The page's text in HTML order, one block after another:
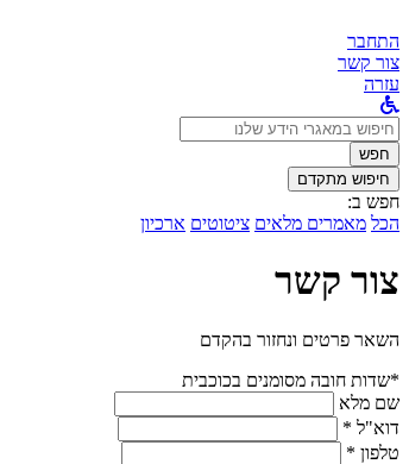
התחבר
צור קשר
עזרה
לחפש
ב:חפש
חיפוש מתקדם
חפש ב:
הכל מאמרים מלאים ציטוטים ארכיון
צור קשר
השאר פרטים ונחזור בהקדם
*שדות חובה מסומנים בכוכבית
שם מלא
דוא"ל *
טלפון *